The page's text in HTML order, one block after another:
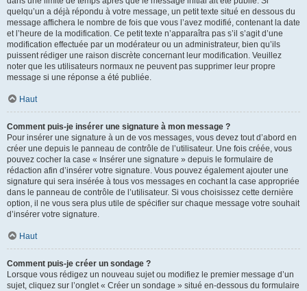
quelqu’un a déjà répondu à votre message, un petit texte situé en dessous du
message affichera le nombre de fois que vous l’avez modifié, contenant la date
et l’heure de la modification. Ce petit texte n’apparaîtra pas s’il s’agit d’une
modification effectuée par un modérateur ou un administrateur, bien qu’ils
puissent rédiger une raison discrète concernant leur modification. Veuillez
noter que les utilisateurs normaux ne peuvent pas supprimer leur propre
message si une réponse a été publiée.
Haut
Comment puis-je insérer une signature à mon message ?
Pour insérer une signature à un de vos messages, vous devez tout d’abord en
créer une depuis le panneau de contrôle de l’utilisateur. Une fois créée, vous
pouvez cocher la case « Insérer une signature » depuis le formulaire de
rédaction afin d’insérer votre signature. Vous pouvez également ajouter une
signature qui sera insérée à tous vos messages en cochant la case appropriée
dans le panneau de contrôle de l’utilisateur. Si vous choisissez cette dernière
option, il ne vous sera plus utile de spécifier sur chaque message votre souhait
d’insérer votre signature.
Haut
Comment puis-je créer un sondage ?
Lorsque vous rédigez un nouveau sujet ou modifiez le premier message d’un
sujet, cliquez sur l’onglet « Créer un sondage » situé en-dessous du formulaire